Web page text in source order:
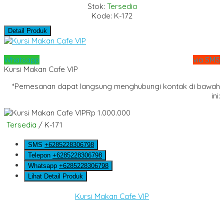
Stok: Tersedia
Kode: K-172
Detail Produk
Whatsapp
via SMS
Kursi Makan Cafe VIP
*Pemesanan dapat langsung menghubungi kontak di bawah
ini:
Rp 1.000.000
Tersedia / K-171
SMS +6285228306798
Telepon +6285228306798
Whatsapp +6285228306798
Lihat Detail Produk
Kursi Makan Cafe VIP